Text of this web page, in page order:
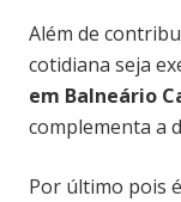
Além de
cotidiana seja
em Balneário
complementa a
Por último pois